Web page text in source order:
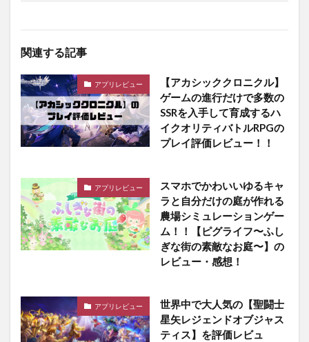
関連する記事
アプリレビュー
【アカシッククロニクル】
ゲームの進行だけで多数の
SSRを入手して育成するハ
イクオリティバトルRPGの
プレイ評価レビュー！！
アプリレビュー
スマホでかわいいゆるキャ
ラと自分だけの庭が作れる
農場シミュレーションゲー
ム！！【ピグライフ〜ふし
ぎな街の素敵なお庭〜】の
レビュー・感想！
アプリレビュー
世界中で大人気の【聖闘士
星矢レジェンドオブジャス
ティス】を評価レビュ